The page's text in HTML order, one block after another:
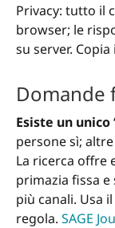
Privacy: tutto il
browser; le
su server.
Domande
Esiste un
persone sì;
La ricerca offre
primazia fissa
più canali. Usa
regola. SAGE